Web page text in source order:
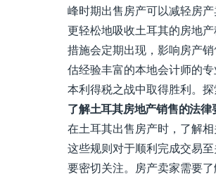
峰时期出售房产可以减轻房
更轻松地吸收土耳其的房地
措施会定期出现，影响房产
估经验丰富的本地会计师的
本利得税之战中取得胜利。
了解土耳其房地产销售的法律
在土耳其出售房产时，了解
这些规则对于顺利完成交易
要密切关注。房产卖家需要